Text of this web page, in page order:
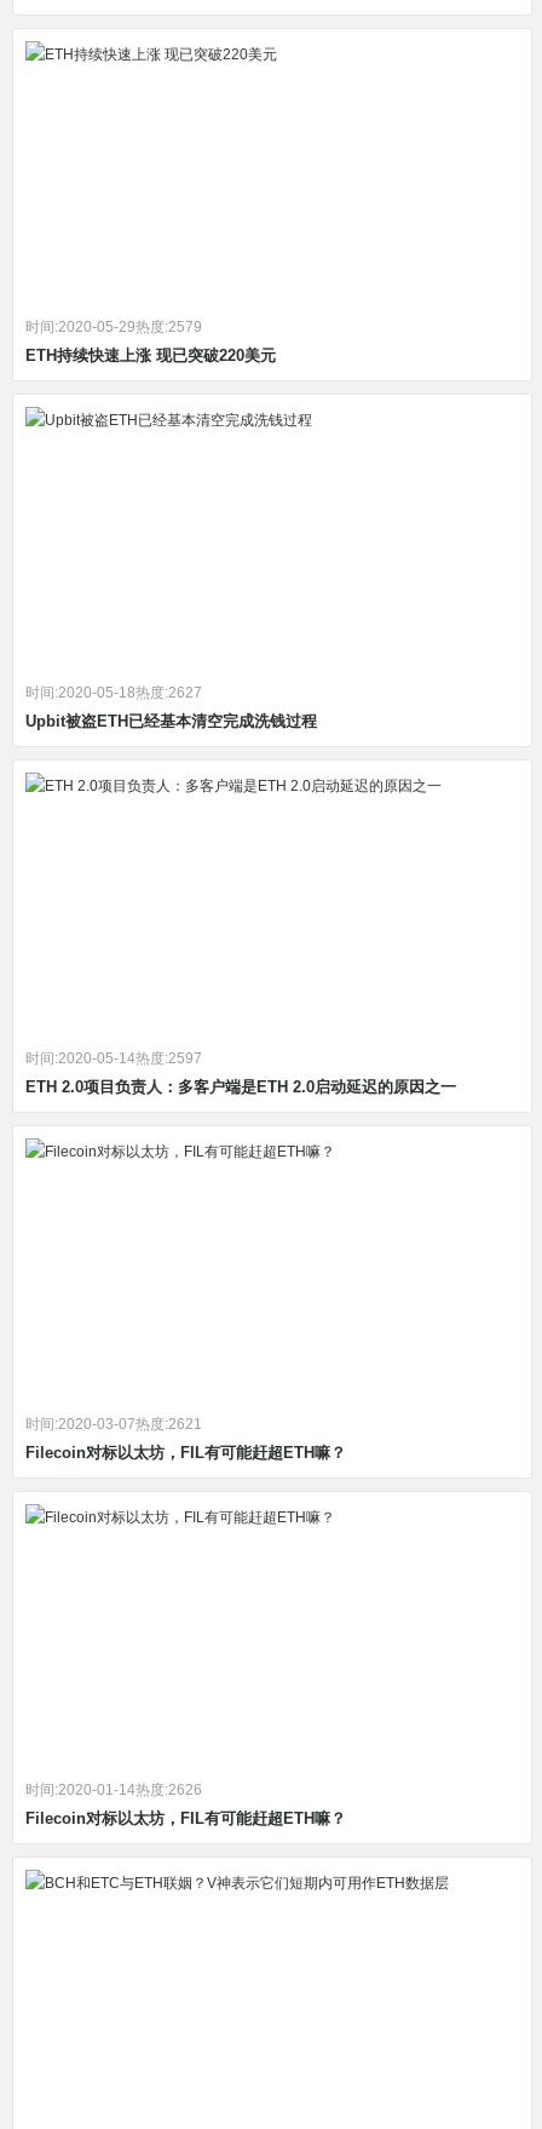
时间:2020-05-29热度:2579
ETH持续快速上涨 现已突破220美元
时间:2020-05-18热度:2627
Upbit被盗ETH已经基本清空完成洗钱过程
时间:2020-05-14热度:2597
ETH 2.0项目负责人：多客户端是ETH 2.0启动延迟的原因之一
时间:2020-03-07热度:2621
Filecoin对标以太坊，FIL有可能赶超ETH嘛？
时间:2020-01-14热度:2626
Filecoin对标以太坊，FIL有可能赶超ETH嘛？